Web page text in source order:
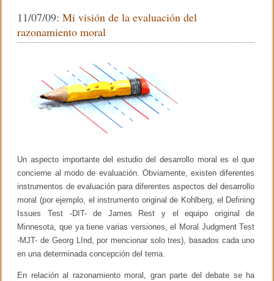
s
b
o
k
ar
tir
l
g
d
a
n
u
e
v
11/07/09:Mi visión de la evaluación del
razonamiento moral
Un aspecto importante del estudio del desarrollo moral es el que
concierne al modo de evaluación. Obviamente, existen diferentes
instrumentos de evaluación para diferentes aspectos del desarrollo
moral (por ejemplo, el instrumento original de Kohlberg, el Defining
Issues Test -DIT- de James Rest y el equipo original de
Minnesota, que ya tiene varias versiones, el Moral Judgment Test
-MJT- de Georg LInd, por mencionar solo tres), basados cada uno
en una determinada concepción del tema.
En relación al razonamiento moral, gran parte del debate se ha